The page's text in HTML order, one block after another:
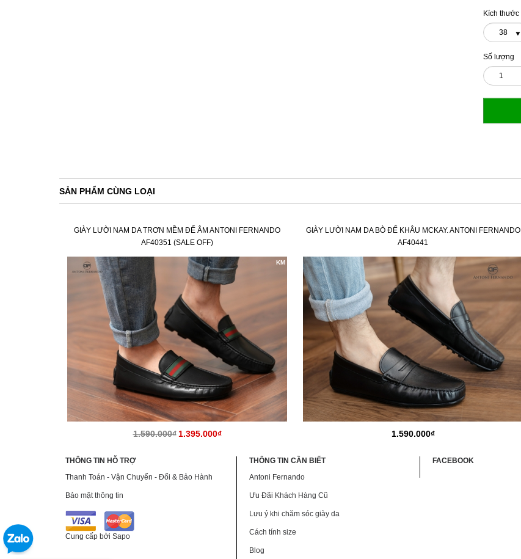
Kích thước
38
Số lượng
SẢN PHẨM CÙNG LOẠI
GIÀY LƯỜI NAM DA TRƠN MỀM ĐẾ ÂM ANTONI FERNANDO
AF40351 (SALE OFF)
KM
1.590.000₫ 1.395.000₫
GIÀY LƯỜI NAM DA BÒ ĐẾ KHÂU MCKAY. ANTONI FERNANDO
AF40441
1.590.000₫
THÔNG TIN HỖ TRỢ
Thanh Toán - Vận Chuyển - Đổi & Bảo Hành
Bảo mật thông tin
Cung cấp bởi Sapo
THÔNG TIN CẦN BIẾT
Antoni Fernando
Ưu Đãi Khách Hàng Cũ
Lưu ý khi chăm sóc giày da
Cách tính size
Blog
FACEBOOK